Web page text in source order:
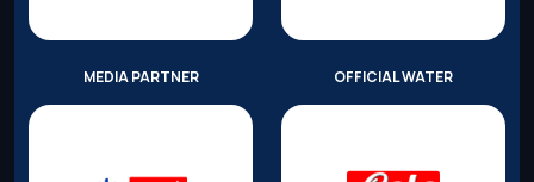
MEDIA PARTNER OFFICIAL WATER